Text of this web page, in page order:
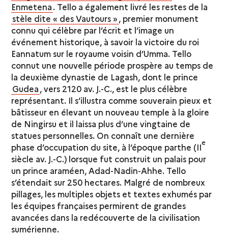
Enmetena. Tello a également livré les restes de la
stèle dite « des Vautours », premier monument
connu qui célèbre par l’écrit et l’image un
événement historique, à savoir la victoire du roi
Eannatum sur le royaume voisin d’Umma. Tello
connut une nouvelle période prospère au temps de
la deuxième dynastie de Lagash, dont le prince
Gudea, vers 2120 av. J.-C., est le plus célèbre
représentant. Il s’illustra comme souverain pieux et
bâtisseur en élevant un nouveau temple à la gloire
de Ningirsu et il laissa plus d’une vingtaine de
statues personnelles. On connaît une dernière
phase d’occupation du site, à l’époque parthe (IIe
siècle av. J.-C.) lorsque fut construit un palais pour
un prince araméen, Adad-Nadin-Ahhe. Tello
s’étendait sur 250 hectares. Malgré de nombreux
pillages, les multiples objets et textes exhumés par
les équipes françaises permirent de grandes
avancées dans la redécouverte de la civilisation
sumérienne.